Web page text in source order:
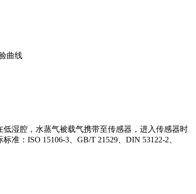
曲线
湿腔，水蒸气被载气携带至传感器，进入传感器时
：ISO 15106-3、GB/T 21529、DIN 53122-2、